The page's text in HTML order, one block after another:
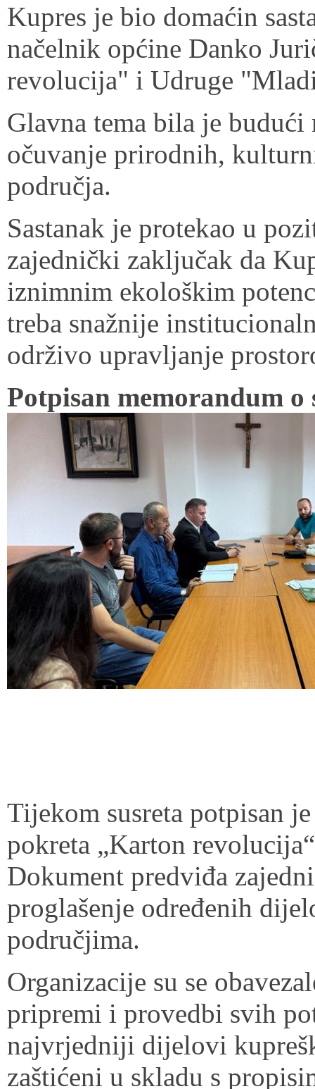
Kupres je bio domaćin
načelnik općine Danko
revolucija" i Udruge
Glavna tema bila je budući
očuvanje prirodnih,
područja.
Sastanak je protekao u
zajednički zaključak da
iznimnim ekološkim
treba snažnije
održivo upravljanje
Potpisan memorandum
Tijekom susreta potpisan
pokreta „Karton
Dokument predviđa
proglašenje određenih
područjima.
Organizacije su se
pripremi i provedbi svih
najvrjedniji dijelovi
zaštićeni u skladu s